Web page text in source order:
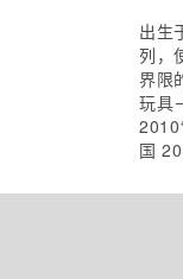
出生
列，
界限
玩具
国